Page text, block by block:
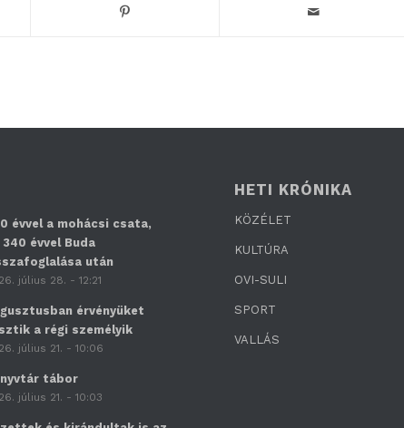
évvel a mohácsi csata,
340 évvel Buda
után
július 28. - 12:21
érvényüket
a régi személyik
július 21. - 10:06
tábor
július 21. - 10:03
HETI KRÓNIKA
KÖZÉLET
KULTÚRA
OVI-SULI
SPORT
VALLÁS